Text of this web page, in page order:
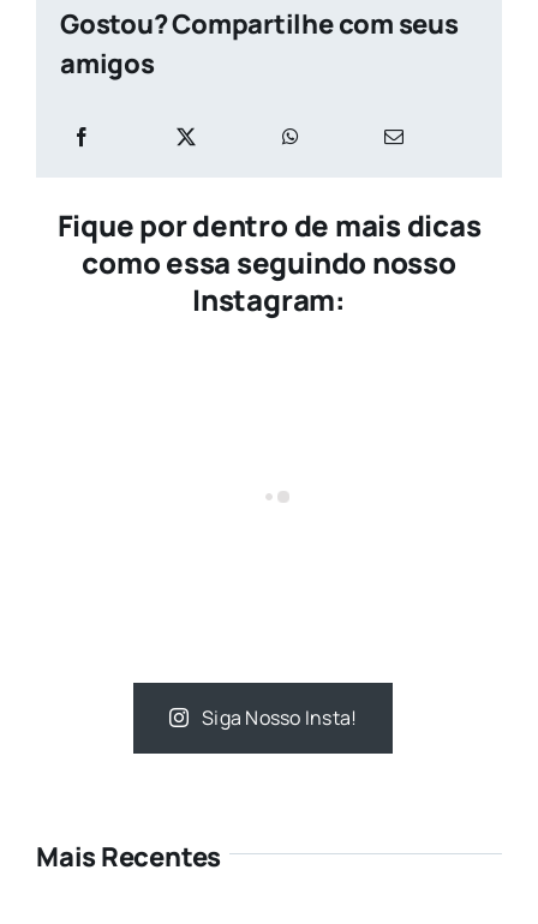
Gostou? Compartilhe com seus
amigos
Fique por dentro de mais dicas
como essa seguindo nosso
Instagram:
Siga Nosso Insta!
Mais Recentes